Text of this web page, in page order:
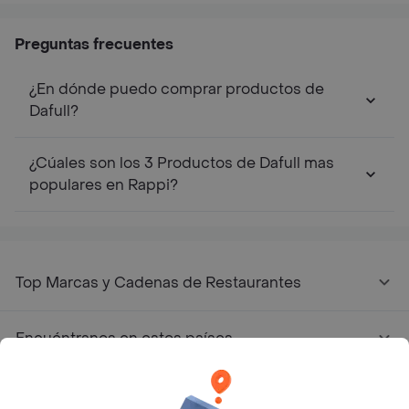
Preguntas frecuentes
¿En dónde puedo comprar productos de
Dafull?
¿Cúales son los 3 Productos de Dafull mas
populares en Rappi?
Top Marcas y Cadenas de Restaurantes
Encuéntranos en estos países